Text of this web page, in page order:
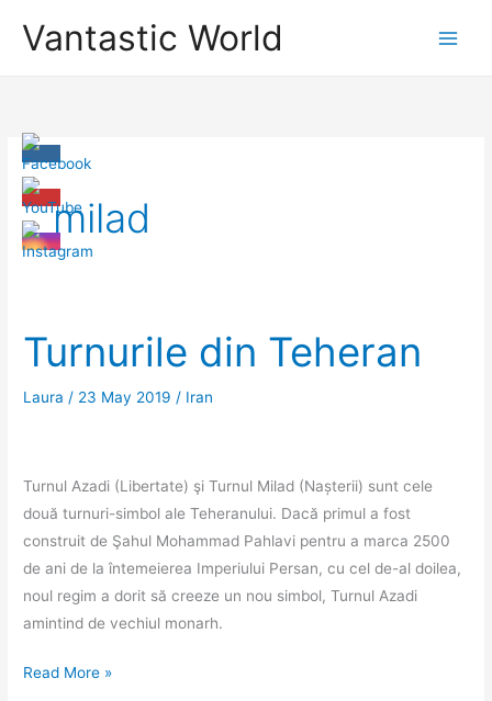
Vantastic World
milad
Turnurile din Teheran
Laura / 23 May 2019 / Iran
Turnul Azadi (Libertate) şi Turnul Milad (Nașterii) sunt cele
două turnuri-simbol ale Teheranului. Dacă primul a fost
construit de Şahul Mohammad Pahlavi pentru a marca 2500
de ani de la întemeierea Imperiului Persan, cu cel de-al doilea,
noul regim a dorit să creeze un nou simbol, Turnul Azadi
amintind de vechiul monarh.
Turnurile
Read More »